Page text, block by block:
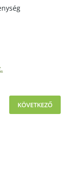
KÖVETKEZŐ